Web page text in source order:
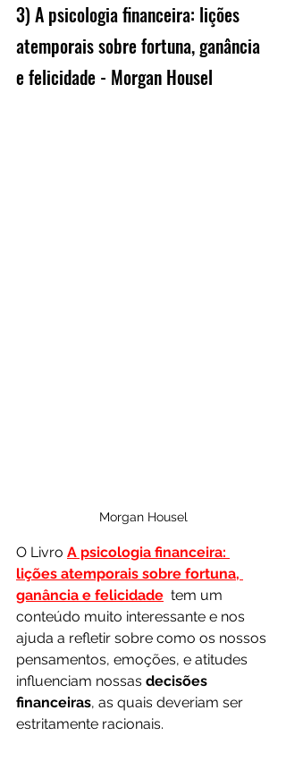
3) A psicologia financeira: lições
atemporais sobre fortuna, ganância
e felicidade - Morgan Housel
Morgan Housel
O Livro A psicologia financeira:
lições atemporais sobre fortuna,
ganância e felicidade
  tem um
conteúdo muito interessante e nos
ajuda a refletir sobre como os nossos
pensamentos, emoções, e atitudes
influenciam nossas decisões
financeiras, as quais deveriam ser
estritamente racionais.